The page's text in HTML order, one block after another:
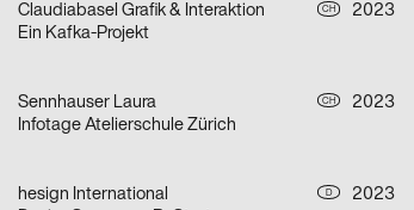
Claudiabasel Grafik & Interaktion CH
2023
Ein Kafka-Projekt
Sennhauser Laura CH
2023
Infotage Atelierschule Zürich
hesign International D
2023